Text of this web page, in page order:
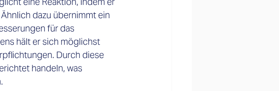
dazu übernimmt ein
für das
hält er sich möglichst
Durch diese
handeln, was